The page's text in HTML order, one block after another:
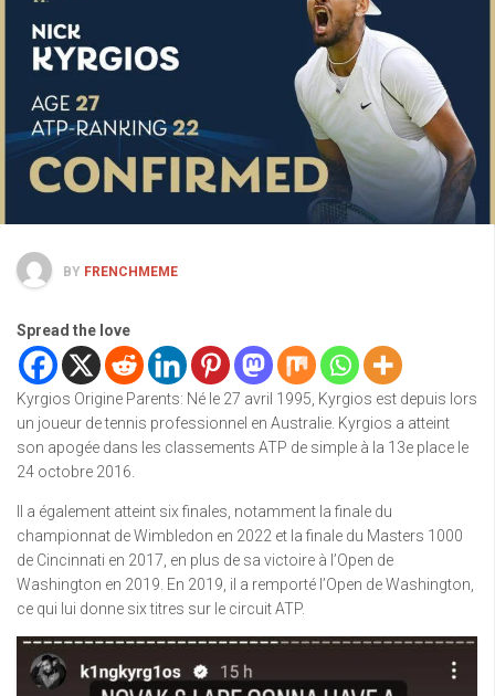
BY FRENCHMEME
Spread the love
Kyrgios Origine Parents: Né le 27 avril 1995, Kyrgios est depuis lors
un joueur de tennis professionnel en Australie. Kyrgios a atteint
son apogée dans les classements ATP de simple à la 13e place le
24 octobre 2016.
Il a également atteint six finales, notamment la finale du
championnat de Wimbledon en 2022 et la finale du Masters 1000
de Cincinnati en 2017, en plus de sa victoire à l’Open de
Washington en 2019. En 2019, il a remporté l’Open de Washington,
ce qui lui donne six titres sur le circuit ATP.